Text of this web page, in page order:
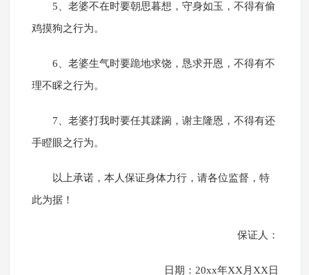
5、老婆不在时要朝思暮想，守身如玉，不得有偷
鸡摸狗之行为。
6、老婆生气时要跪地求饶，恳求开恩，不得有不
理不睬之行为。
7、老婆打我时要任其蹂躏，谢主隆恩，不得有还
手瞪眼之行为。
以上承诺，本人保证身体力行，请各位监督，特
此为据！
保证人：
日期：20xx年XX月XX日